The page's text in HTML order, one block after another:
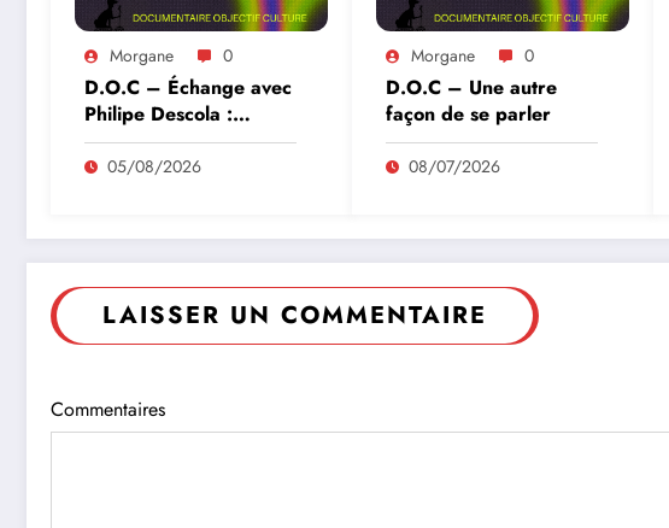
Morgane 0
D.O.C – Échange avec
Philipe Descola :
comprendre l’humanité
autrement
05/08/2026
Morgane 0
D.O.C – Une autre
façon de se parler
08/07/2026
LAISSER UN COMMENTAIRE
Commentaires